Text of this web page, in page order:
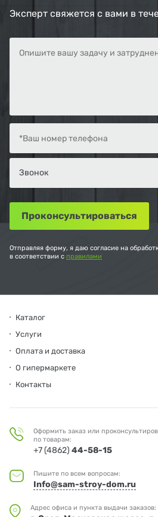
Эксперт свяжется с вами в
Отправляя форму, я даю согласие на
в соответствии с правилами
Каталог
Услуги
Оплата и доставка
О гипермаркете
Контакты
Оформить заказ или
по товарам:
+7 (4862) 44-58-15
Пишите по всем вопросам:
Info@sam-stroy-dom.ru
Адрес офиса и пункта выдачи заказов: